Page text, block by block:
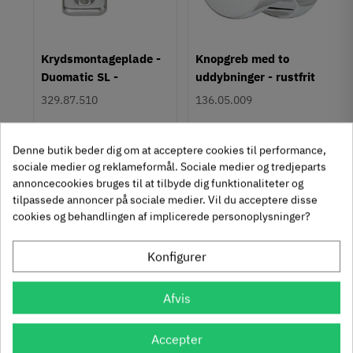
Montering
Påskruning
Type
Kantgreb
Klassisk
TilstandNy
Krydsmontageplade -
Duomatic SL -
Euroskruer
329.87.510
4 ,
312 stk på lager
Knopgreb med to
uddybninger - rustfrit
stål
136.05.009
5 ,
1131 stk på lager
Se også disse alternativer i stedet
Häfele Deco H2520 -
Häfele Deco H2515 -
Denne butik beder dig om at acceptere cookies til performance,
sociale medier og reklameformål. Sociale medier og tredjeparts
annoncecookies bruges til at tilbyde dig funktionaliteter og
tilpassede annoncer på sociale medier. Vil du acceptere disse
cookies og behandlingen af implicerede personoplysninger?
Konfigurer
Afvis
Accepter